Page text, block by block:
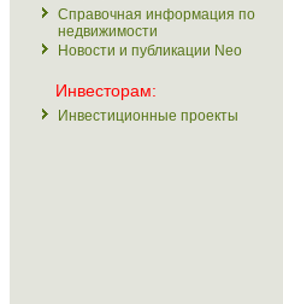
Справочная информация по
недвижимости
Новости и публикации Neo
Инвесторам:
Инвестиционные проекты